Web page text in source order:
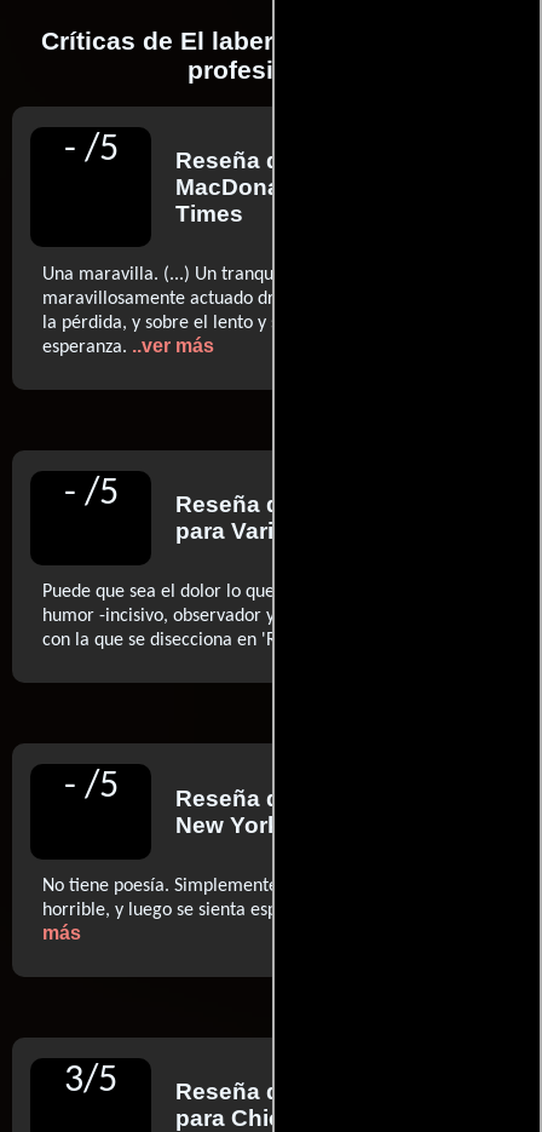
Críticas de El laberinto realizadas por
profesionales
- /5 Reseña de
MacDonald
Times
Una maravilla. (...) Un tranquilo, desolador y
maravillosamente actuado drama sobre la devastación de
la pérdida, y sobre el lento y silencioso retorno de la
esperanza. ..ver más
- /5 Reseña de
para Variety
Puede que sea el dolor lo que esté bajo examen, pero el
humor -incisivo, observador y cálido- es la herramienta
con la que se disecciona en 'Rabbit Hole'
- /5 Reseña de
New York Post
No tiene poesía. Simplemente conjura un sentimiento
horrible, y luego se sienta esperando ser felicitado.
más
3/5 Reseña de
para Chicago Sun-Times